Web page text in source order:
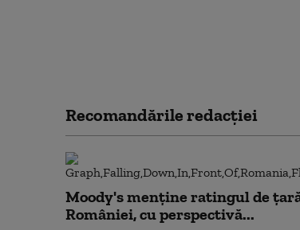
Recomandările redacţiei
Moody's menține ratingul de
României, cu perspectivă...